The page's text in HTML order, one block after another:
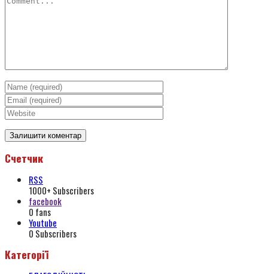
Счетчик
RSS
1000+ Subscribers
facebook
0 fans
Youtube
0 Subscribers
Категорії